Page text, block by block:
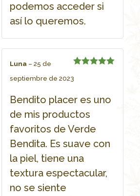
podemos acceder si
así lo queremos.
out of 5
Luna – 25 de
septiembre de 2023
Bendito placer es uno
de mis productos
favoritos de Verde
Bendita. Es suave con
la piel, tiene una
textura espectacular,
no se siente